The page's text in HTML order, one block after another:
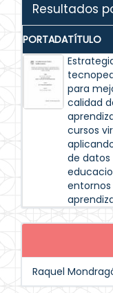
Resultados
PORTADATÍTULO
para
calidad
cursos
de datos
Raquel